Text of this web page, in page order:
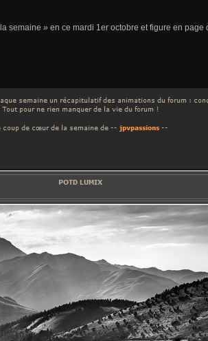
semaine » en ce mardi 1er octobre et figure en page